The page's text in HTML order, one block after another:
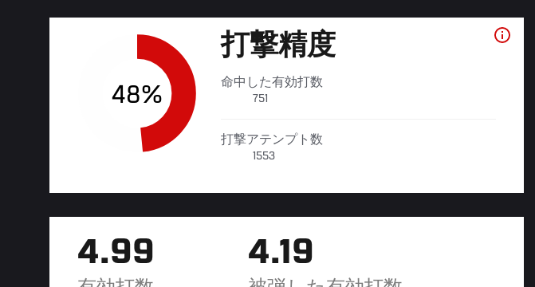
48%
打撃精度
命中した有効打数
751
打撃アテンプト数
1553
4.99 4.19